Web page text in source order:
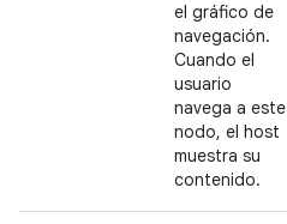
el gráfico de
navegación.
Cuando el
usuario
navega a este
nodo, el host
muestra su
contenido.